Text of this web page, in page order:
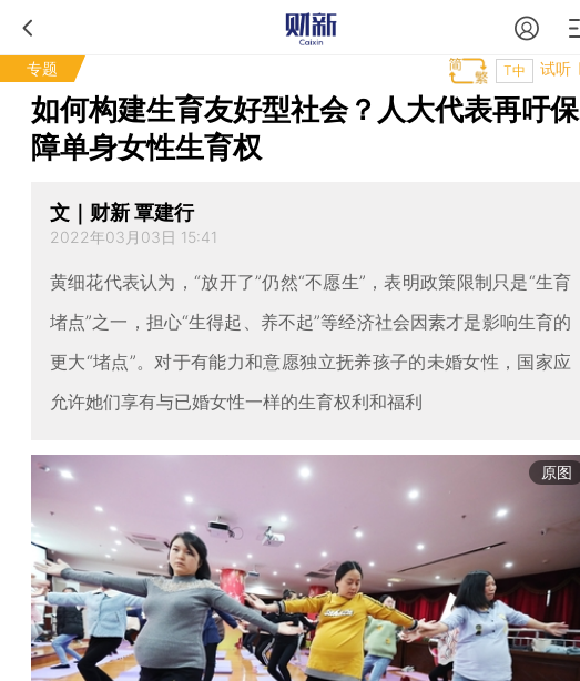
专题 试听
T中
如何构建生育友好型社会？人大代表再吁保
障单身女性生育权
文｜财新 覃建行
2022年03月03日 15:41
黄细花代表认为，“放开了”仍然“不愿生”，表明政策限制只是“生育
堵点”之一，担心“生得起、养不起”等经济社会因素才是影响生育的
更大“堵点”。对于有能力和意愿独立抚养孩子的未婚女性，国家应
允许她们享有与已婚女性一样的生育权利和福利
原图